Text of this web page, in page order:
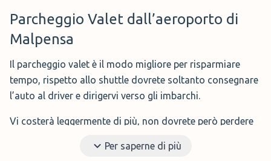
scoperto che al coperto, con un'area moderna e
recentemente ristrutturata. Anche in questo caso il
Parcheggio Valet dall’aeroporto di
Malpensa
Il parcheggio valet è il modo migliore per risparmiare
tempo, rispetto allo shuttle dovrete soltanto consegnare
l’auto al driver e dirigervi verso gli imbarchi.
Vi costerà leggermente di più, non dovrete però perdere
per poi raggiungere l’aeroporto con la navetta. La
Per saperne di più